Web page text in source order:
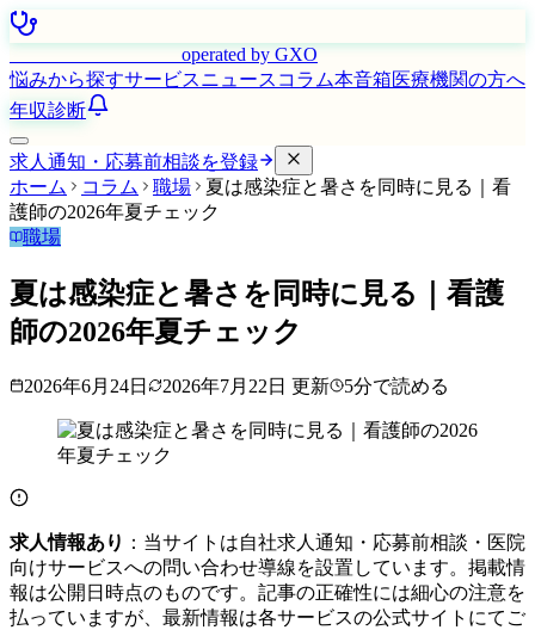
operated by GXO
悩みから探すサービスニュース コラム本音箱医療機関の方へ
年収診断
求人通知・応募前相談を登録
ホーム
コラム 職場
夏は感染症と暑さを同時に見る｜看
護師の2026年夏チェック
職場
夏は感染症と暑さを同時に見る｜看護
師の2026年夏チェック
2026年6月24日 2026年7月22日 更新 5分で読める
求人情報あり ：当サイトは自社求人通知・応募前相談・医院
向けサービスへの問い合わせ導線を設置しています。掲載情
報は公開日時点のものです。記事の正確性には細心の注意を
払っていますが、最新情報は各サービスの公式サイトにてご